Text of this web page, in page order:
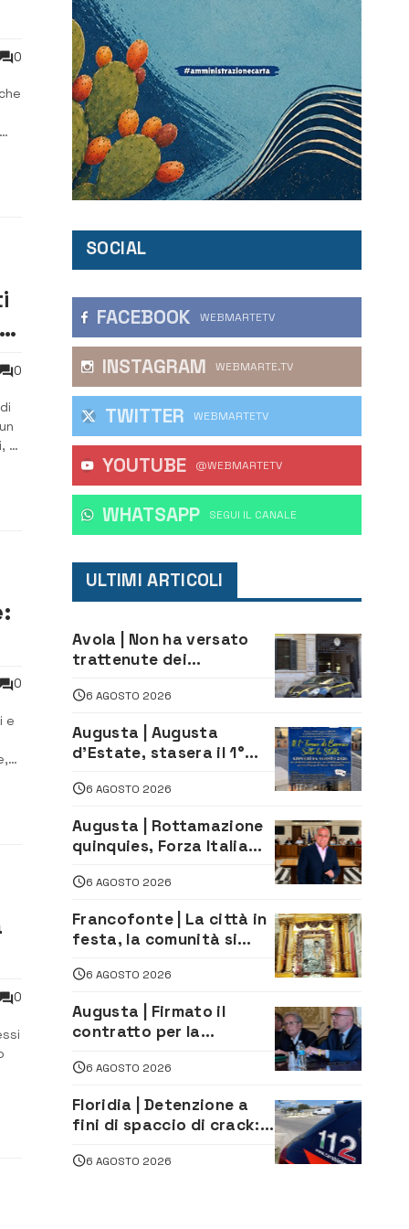
0
0
al
0
e
0
SOCIAL
FACEBOOK WEBMARTETV
INSTAGRAM WEBMARTE.TV
TWITTER WEBMARTETV
YOUTUBE @WEBMARTETV
WHATSAPP ‎SEGUI IL CANALE
ULTIMI ARTICOLI
Avola | Non ha versato
trattenute dei
oltre 700 mila euro a
imprenditore della
climatizzazione
6 AGOSTO 2026
Augusta | Augusta
d’Estate, stasera il 1°
le Stelle: piazza
D’Astorga già sold out
6 AGOSTO 2026
Augusta | Rottamazione
quinquies, Forza Italia
«La proposta è nostra»
6 AGOSTO 2026
Francofonte | La città in
festa, la comunità si
della Neve tra fede e
tradizione
6 AGOSTO 2026
Augusta | Firmato il
contratto per la
depuratore delle acque
6 AGOSTO 2026
Floridia | Detenzione a
fini di spaccio di crack:
6 AGOSTO 2026